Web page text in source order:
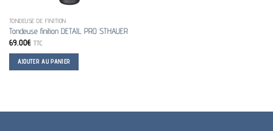
TONDEUSE DE FINITION
Tondeuse finition DETAIL PRO STHAUER
69.00€ TTC
AJOUTER AU PANIER